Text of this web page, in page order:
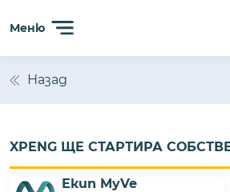
Меню
Назад
XPENG ЩЕ СТАРТИРА
Екип MyVe